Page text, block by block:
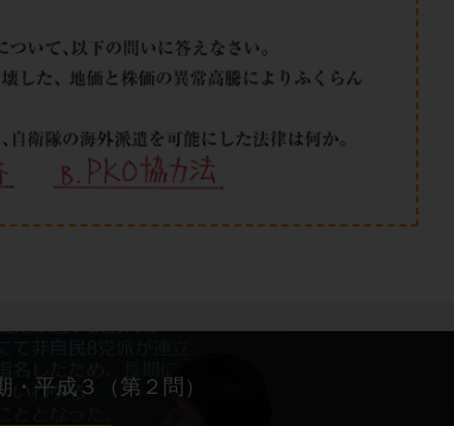
・平成３（第２問）